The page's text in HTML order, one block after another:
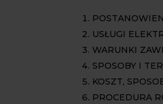
USŁUGI
WARUNKI
SPOSOBY I
KOSZT,
PROCEDURA